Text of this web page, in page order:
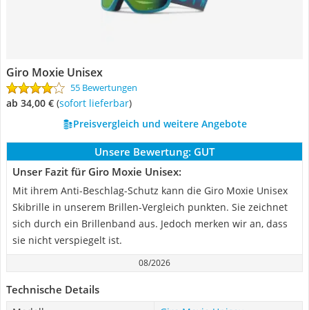
Giro Moxie Unisex
55 Bewertungen
ab 34,00 € ( Sofort lieferbar)
Preisvergleich und weitere Angebote
Unsere Bewertung: GUT
Unser Fazit für Giro Moxie Unisex:
Mit ihrem Anti-Beschlag-Schutz kann die Giro Moxie Unisex
Skibrille in unserem Brillen-Vergleich punkten. Sie zeichnet
sich durch ein Brillenband aus. Jedoch merken wir an, dass
sie nicht verspiegelt ist.
08/2026
Technische Details